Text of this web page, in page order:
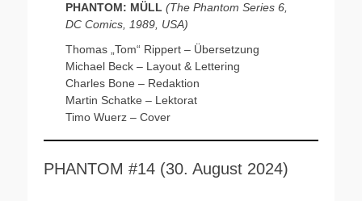
PHANTOM: MÜLL (The Phantom Series 6,
DC Comics, 1989, USA)
Thomas „Tom“ Rippert – Übersetzung
Michael Beck – Layout & Lettering
Charles Bone – Redaktion
Martin Schatke – Lektorat
Timo Wuerz – Cover
PHANTOM #14 (30. August 2024)